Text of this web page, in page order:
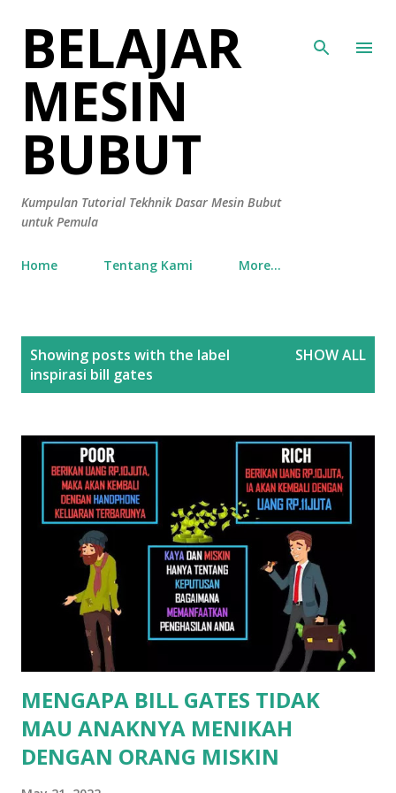
BELAJAR
MESIN
BUBUT
Kumpulan Tutorial Tekhnik Dasar Mesin Bubut
untuk Pemula
Home Tentang Kami More…
Showing posts with the label
inspirasi bill gates
SHOW ALL
MENGAPA BILL GATES TIDAK
MAU ANAKNYA MENIKAH
DENGAN ORANG MISKIN